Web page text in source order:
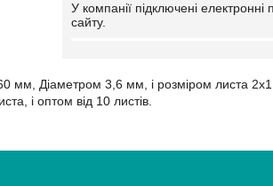
У компанії підключені
сайту.
мм, Діаметром 3,6 мм, і розміром листа
і оптом від 10 листів.